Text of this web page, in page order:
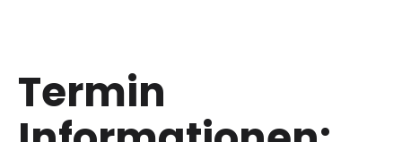
Termin